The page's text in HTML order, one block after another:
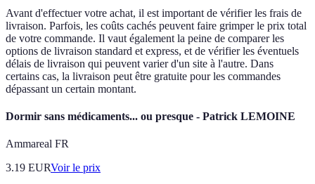
Avant d'effectuer votre achat, il est important de vérifier les frais de
livraison. Parfois, les coûts cachés peuvent faire grimper le prix total
de votre commande. Il vaut également la peine de comparer les
options de livraison standard et express, et de vérifier les éventuels
délais de livraison qui peuvent varier d'un site à l'autre. Dans
certains cas, la livraison peut être gratuite pour les commandes
dépassant un certain montant.
Dormir sans médicaments... ou presque - Patrick LEMOINE
Ammareal FR
3.19 EURVoir le prix